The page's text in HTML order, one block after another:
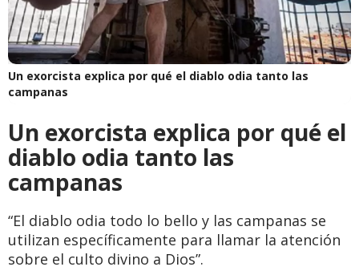
Un exorcista explica por qué el diablo odia tanto las
campanas
Un exorcista explica por qué el
diablo odia tanto las
campanas
“El diablo odia todo lo bello y las campanas se
utilizan específicamente para llamar la atención
sobre el culto divino a Dios”.